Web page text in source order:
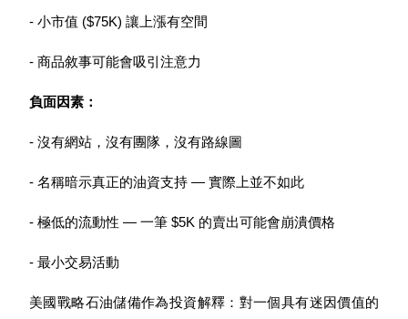
定投理财
- 小市值 ($75K) 讓上漲有空間
- 商品敘事可能會吸引注意力
負面因素：
- 沒有網站，沒有團隊，沒有路線圖
- 名稱暗示真正的油資支持 — 實際上並不如此
- 極低的流動性 — 一筆 $5K 的賣出可能會崩潰價格
- 最小交易活動
美國戰略石油儲備作為投資解釋：對一個具有迷因價值的